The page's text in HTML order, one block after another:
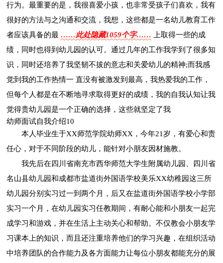
行为。最重要的是，我很喜爱小孩，也非常受孩子们喜欢，我有
很好的方法与之沟通和交流，我想，这些都是一名幼儿教育工作
者应该具备的最……此处隐藏1059个字…… 上取得一些的成
绩，同时也得到幼儿园的认可。通过几年的工作我学到了很多知
识，同时还培养了我坚韧不拔的意志和关爱幼儿的精神;而我感
觉到我的工作热情一 直没有被激发到最高，我热爱我的工作，
但每个人都是在不断地寻求取得更好的成绩，我的自我认知让我
觉得贵幼儿园是一个正确的选择，这些就坚定了我
幼师面试自我介绍10
本人毕业生于XX师范学院幼师XX，今年21岁，有爱心和责
任心，对于不同阶段的幼儿，能针对小朋友因材施教。
我先后在四川省南充市西华师范大学生附属幼儿园、四川省
名山县幼儿园和成都市盐道街外国语学校美乐XX幼稚园这三所
幼儿园分别实习过一到两个月，后又在盐道街外国语学校小学部
实习一个月，在幼儿园实习任教期间，有耐心能和小朋友一起完
成学习和游戏，并在生活上主动关心和帮助。不仅教会小朋友学
习课本上的知识，而且还注重培养他们的学习兴趣，在组织活动
中培养团队的合作能力及各方面能力让每位小朋友都能充分的展